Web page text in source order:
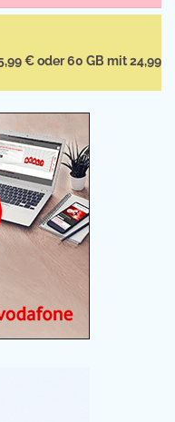
€ oder 60 GB mit 24,99